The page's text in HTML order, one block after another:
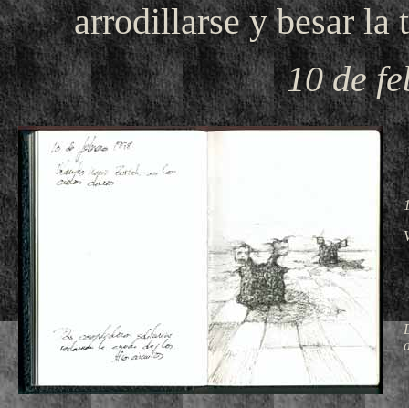
arrodillarse y besar la
10 de